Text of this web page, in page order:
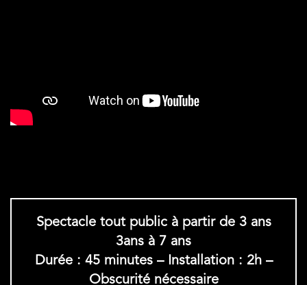
Spectacle tout public à partir de 3 ans
3ans à 7 ans
Durée : 45 minutes – Installation : 2h –
Obscurité nécessaire